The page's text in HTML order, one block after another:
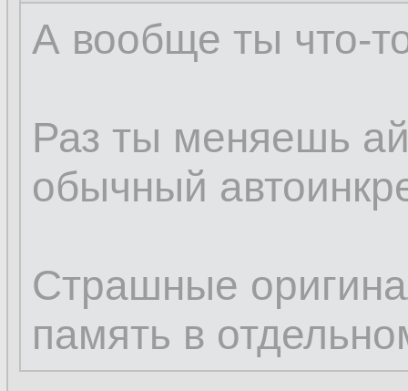
А вообще ты что-
Раз ты меняешь
обычный
Страшные
память в